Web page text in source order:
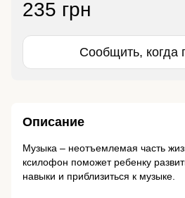
235 грн
Сообщить, когда
Описание
Музыка – неотъемлемая часть
ксилофон поможет ребенку
навыки и приблизиться к музыке.